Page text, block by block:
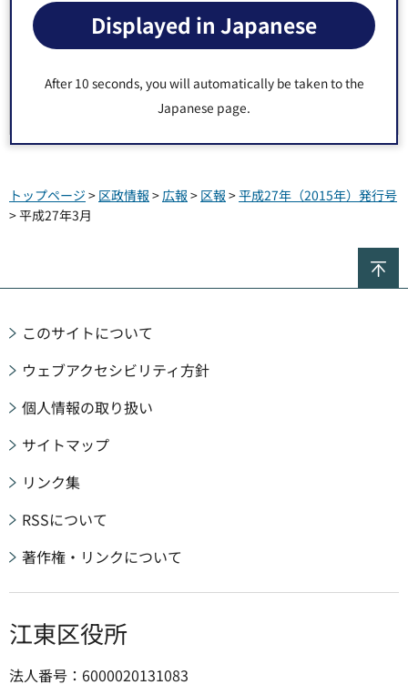
Displayed in Japanese
After 10 seconds, you will automatically be taken to the
Japanese page.
平成27年3月
トップページ > 区政情報 >広報 > 区報 >平成27年（2015年）発行号
> 平成27年3月
このサイトについて
ウェブアクセシビリティ方針
個人情報の取り扱い
サイトマップ
リンク集
RSSについて
著作権・リンクについて
江東区役所
法人番号：6000020131083